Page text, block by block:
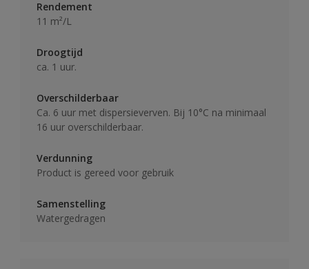
Rendement
11 m²/L
Droogtijd
ca. 1 uur.
Overschilderbaar
Ca. 6 uur met dispersieverven. Bij 10°C na minimaal
16 uur overschilderbaar.
Verdunning
Product is gereed voor gebruik
Samenstelling
Watergedragen